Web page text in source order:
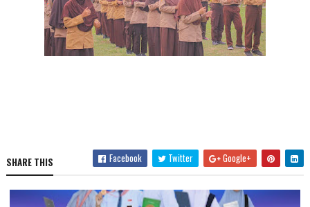
SHARE THIS Facebook Twitter Google+